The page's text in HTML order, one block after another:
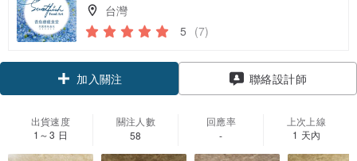
台灣
5 (7)
加入關注 聯絡設計師
出貨速度
1～3 日
關注人數
58
回應率
-
上次上線
1 天內